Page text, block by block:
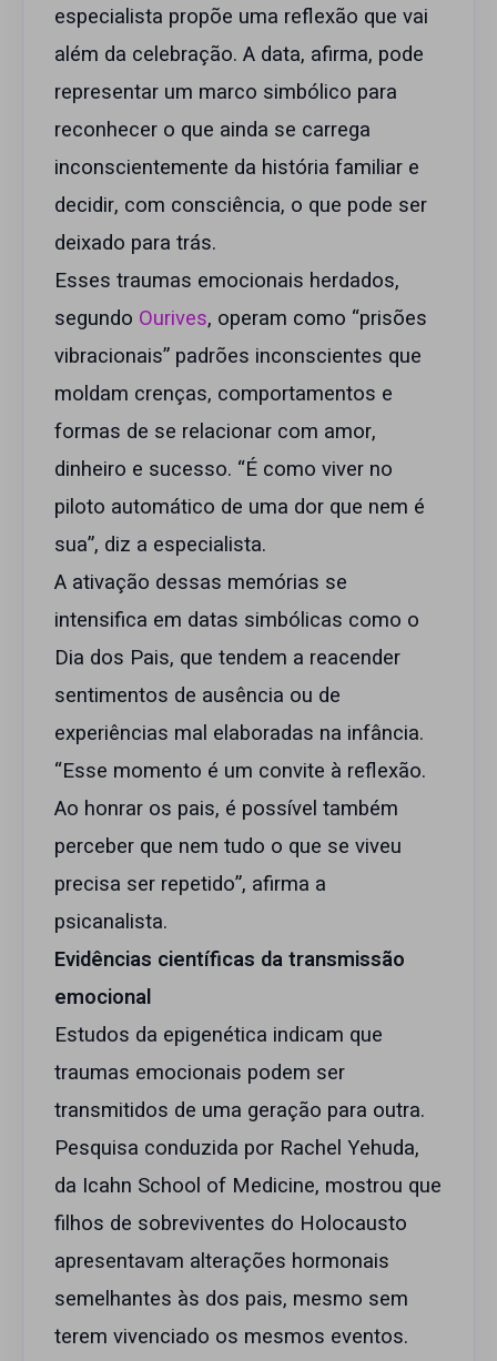
especialista propõe uma reflexão que vai
além da celebração. A data, afirma, pode
representar um marco simbólico para
reconhecer o que ainda se carrega
inconscientemente da história familiar e
decidir, com consciência, o que pode ser
deixado para trás.
Esses traumas emocionais herdados,
segundo Ourives, operam como “prisões
vibracionais” padrões inconscientes que
moldam crenças, comportamentos e
formas de se relacionar com amor,
dinheiro e sucesso. “É como viver no
piloto automático de uma dor que nem é
sua”, diz a especialista.
A ativação dessas memórias se
intensifica em datas simbólicas como o
Dia dos Pais, que tendem a reacender
sentimentos de ausência ou de
experiências mal elaboradas na infância.
“Esse momento é um convite à reflexão.
Ao honrar os pais, é possível também
perceber que nem tudo o que se viveu
precisa ser repetido”, afirma a
psicanalista.
Evidências científicas da transmissão
emocional
Estudos da epigenética indicam que
traumas emocionais podem ser
transmitidos de uma geração para outra.
Pesquisa conduzida por Rachel Yehuda,
da Icahn School of Medicine, mostrou que
filhos de sobreviventes do Holocausto
apresentavam alterações hormonais
semelhantes às dos pais, mesmo sem
terem vivenciado os mesmos eventos.